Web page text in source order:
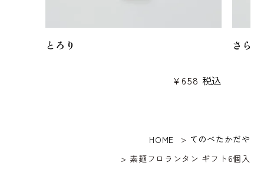
とろり
¥ 658 税込
さらり
HOME
てのべたかだや
素麺フロランタン ギフト6個入